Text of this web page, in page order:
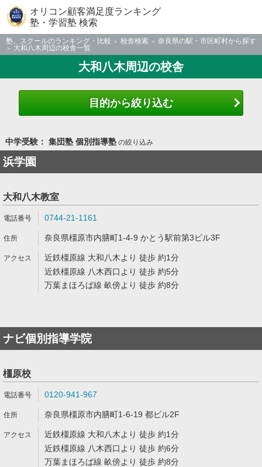
オリコン顧客満足度ランキング
塾・学習塾 検索
塾、スクールのランキング・比較 校舎検索
奈良県の駅・市区町村から探す
大和八木周辺の校舎一覧
大和八木周辺の校舎
目的から絞り込む
中学受験： 集団塾 個別指導塾の絞り込み
浜学園
大和八木教室
0744-21-1161
奈良県橿原市内膳町1-4-9 かとう駅前第3ビル3F
近鉄橿原線 大和八木より 徒歩 約1分
近鉄橿原線 八木西口より 徒歩 約5分
万葉まほろば線 畝傍より 徒歩 約8分
ナビ個別指導学院
橿原校
0120-941-967
奈良県橿原市内膳町1-6-19 都ビル2F
近鉄橿原線 大和八木より 徒歩 約1分
近鉄橿原線 八木西口より 徒歩 約6分
万葉まほろば線 畝傍より 徒歩 約8分